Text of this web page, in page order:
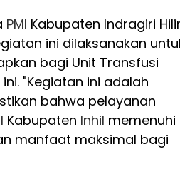
PMI Kabupaten Indragiri
ini dilaksanakan
bagi Unit Transfusi
"Kegiatan ini adalah
bahwa pelayanan
Kabupaten Inhil memenuhi
manfaat maksimal bagi